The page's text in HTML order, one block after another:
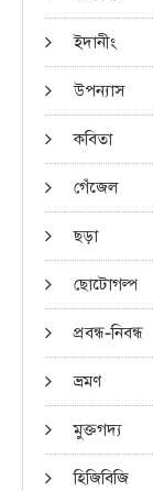
ইদানীং
উপন্যাস
কবিতা
গেঁজেল
ছড়া
ছোটোগল্প
প্রবন্ধ-নিবন্ধ
ভ্রমণ
মুক্তগদ্য
হিজিবিজি